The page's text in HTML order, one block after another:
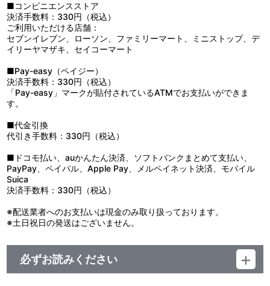
■コンビニエンスストア
決済手数料：330円（税込）
ご利用いただける店舗：
セブンイレブン、ローソン、ファミリーマート、ミニストップ、デ
イリーヤマザキ、セイコーマート
■Pay-easy（ペイジー）
決済手数料：330円（税込）
「Pay-easy」マークが貼付されているATMでお支払いができま
す。
■代金引換
代引き手数料：330円（税込）
■ドコモ払い、auかんたん決済、ソフトバンクまとめて支払い、
PayPay、ペイパル、Apple Pay、メルペイネット決済、モバイル
Suica
決済手数料：330円（税込）
※配送業者へのお支払いは現金のみ取り扱っております。
※土日祝日の発送はございません。
必ずお読みください